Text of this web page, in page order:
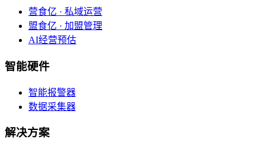
营食亿 · 私域运营
盟食亿 · 加盟管理
AI经营预估
智能硬件
智能报警器
数据采集器
解决方案